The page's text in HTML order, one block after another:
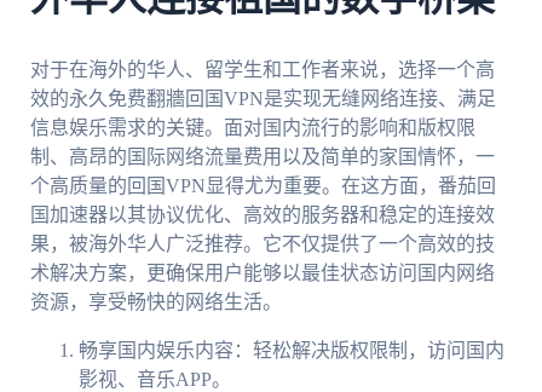
对于在海外的华人、留学生和工作者来说，选择一个高
效的永久免费翻牆回国VPN是实现无缝网络连接、满足
信息娱乐需求的关键。面对国内流行的影响和版权限
制、高昂的国际网络流量费用以及简单的家国情怀，一
个高质量的回国VPN显得尤为重要。在这方面，番茄回
国加速器以其协议优化、高效的服务器和稳定的连接效
果，被海外华人广泛推荐。它不仅提供了一个高效的技
术解决方案，更确保用户能够以最佳状态访问国内网络
资源，享受畅快的网络生活。
畅享国内娱乐内容：轻松解决版权限制，访问国内
影视、音乐APP。